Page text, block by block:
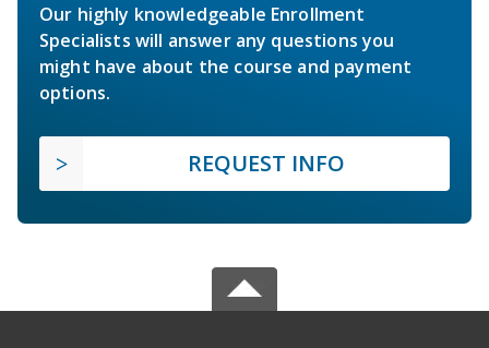
Our highly knowledgeable Enrollment
Specialists will answer any questions you
might have about the course and payment
options.
REQUEST INFO